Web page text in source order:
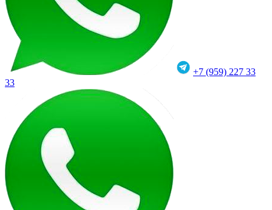
+7 (959) 227 33
33